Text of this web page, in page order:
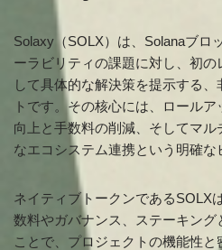
Solaxy（SOLX）は、Solanaブロ
ーラビリティの課題に対し、初の
して具体的な解決策を提示する
トです。その核心には、ロール
向上と手数料の削減、そしてマ
なエコシステム連携という明確な
ネイティブトークンであるSOLX
数料やガバナンス、ステーキン
ことで、プロジェクトの機能性と